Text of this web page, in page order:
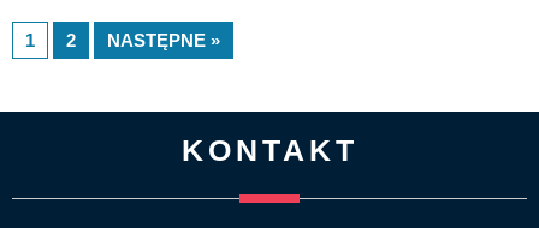
1 2 NASTĘPNE »
KONTAKT